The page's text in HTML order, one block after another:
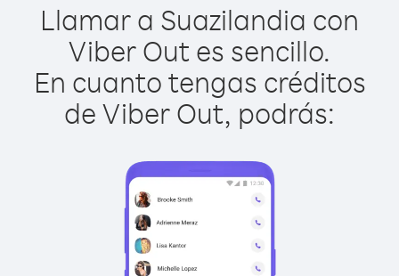
Llamar a Suazilandia con
Viber Out es sencillo.
En cuanto tengas créditos
de Viber Out, podrás: